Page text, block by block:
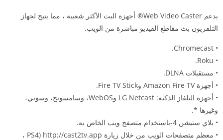
يدعم Web Video Caster® أجهزة البث الأكثر شعبية ، مما يتيح لجهاز
التلفزيون بث مقاطع الفيديو مباشرة من الويب.
• Chromecast.
• Roku.
• مستقبلات DLNA.
• أجهزة Amazon Fire TV وFire TV Stick.
• أجهزة التلفاز الذكية: LG Netcast وWebOS، وسامسونج، وسوني،
وغيرها *.
• بلاي ستيشن 4-باستخدام متصفح ويب الخاص به.
• معظم متصفحات الويب من خلال زيارة PS4) http://cast2tv.app ،